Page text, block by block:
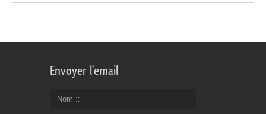
Envoyer l'email
Nom :